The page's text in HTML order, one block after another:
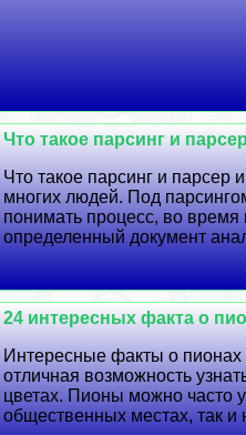
Что такое парсинг и
Что такое парсинг и парсер
многих людей. Под
понимать процесс, во время
определенный документ
24 интересных факта о
Интересные факты о пионах
отличная возможность
цветах. Пионы можно часто
общественных местах, так и